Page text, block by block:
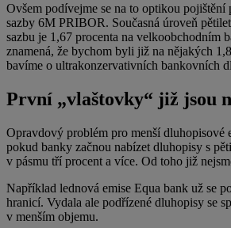
Ovšem podívejme se na to optikou
sazby 6M PRIBOR. Současná úroveň
sazbu je 1,67 procenta na velkoobchodním
znamená, že bychom byli již na nějakých
bavíme o ultrakonzervativních bankovních
První „vlaštovky“ již jsou
Opravdový problém pro menší dluhopisové
pokud banky začnou nabízet dluhopisy s
v pásmu tří procent a více. Od toho již
Například lednová emise Equa bank už se
hranicí. Vydala ale podřízené dluhopisy se
v menším objemu.